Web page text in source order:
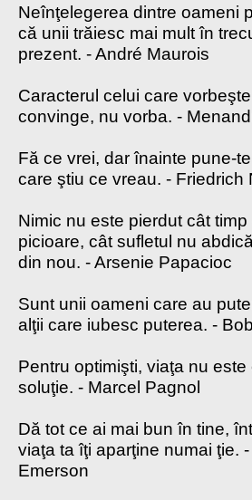
Neînţelegerea dintre oameni
că unii trăiesc mai mult în
prezent. - André Maurois
Caracterul celui care
convinge, nu vorba. -
Fă ce vrei, dar înainte pune-
care ştiu ce vreau. - Friedrich
Nimic nu este pierdut cât
picioare, cât sufletul nu
din nou. - Arsenie Papacioc
Sunt unii oameni care au
alţii care iubesc puterea. -
Pentru optimişti, viaţa nu
soluţie. - Marcel Pagnol
Dă tot ce ai mai bun în tine,
viaţa ta îţi aparţine numai ţie.
Emerson